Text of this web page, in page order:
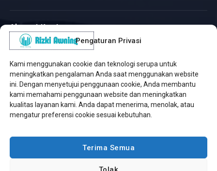
Pengaturan Privasi
Kami menggunakan cookie dan teknologi serupa untuk
meningkatkan pengalaman Anda saat menggunakan website
ini. Dengan menyetujui penggunaan cookie, Anda membantu
kami memahami penggunaan website dan meningkatkan
kualitas layanan kami. Anda dapat menerima, menolak, atau
mengatur preferensi cookie sesuai kebutuhan.
Terima Semua
Alamat Kantor
✆ WhatsApp / Telepon
Pusat Sukabumi
Sukamanis, Kadudampit, Sukabumi
Cabang Jakarta
Kembangan, Jakarta Barat
Sektor A3, Tangerang Selatan